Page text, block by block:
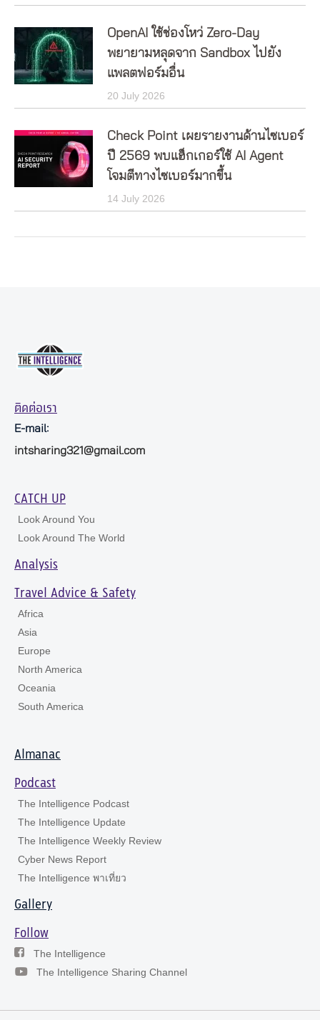
OpenAI ใช้ช่องโหว่ Zero-Day
พยายามหลุดจาก Sandbox ไปยัง
แพลตฟอร์มอื่น
20 July 2026
Check Point เผยรายงานด้านไซเบอร์
ปี 2569 พบแฮ็กเกอร์ใช้ AI Agent
โจมตีทางไซเบอร์มากขึ้น
14 July 2026
ติดต่อเรา
E-mail:
intsharing321@gmail.com
CATCH UP
Look Around You
Look Around The World
Analysis
Travel Advice & Safety
Africa
Asia
Europe
North America
Oceania
South America
Almanac
Podcast
The Intelligence Podcast
The Intelligence Update
The Intelligence Weekly Review
Cyber News Report
The Intelligence พาเที่ยว
Gallery
Follow
The Intelligence
The Intelligence Sharing Channel